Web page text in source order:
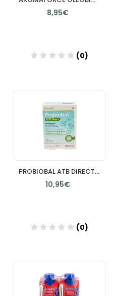
8,95€
(0)
PROBIOBAL ATB DIRECT 10 CAPSULAS
10,95€
(0)